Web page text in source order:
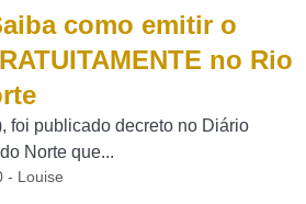
como emitir o
no Rio
foi publicado decreto no Diário
Norte que...
- Louise